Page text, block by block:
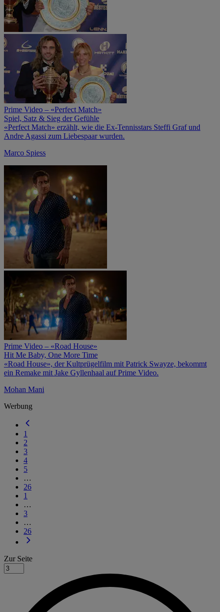
Prime Video – «Perfect Match»
Spiel, Satz & Sieg der Gefühle
«Perfect Match» erzählt, wie die Ex-Tennisstars Steffi Graf und
Andre Agassi zum Liebespaar wurden.
Marco Spiess
Prime Video – «Road House»
Hit Me Baby, One More Time
«Road House», der Kultprügelfilm mit Patrick Swayze, bekommt
ein Remake mit Jake Gyllenhaal auf Prime Video.
Mohan Mani
Werbung
1
2
3
4
5
…
26
1
…
3
…
26
Zur Seite